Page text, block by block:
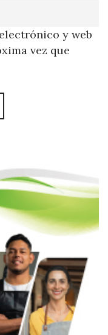
y web
vez que